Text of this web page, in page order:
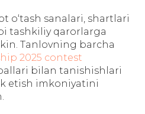
o‘tash sanalari, shartlari
tashkiliy qarorlarga
Tanlovning barcha
2025 contest
bilan tanishishlari
etish imkoniyatini